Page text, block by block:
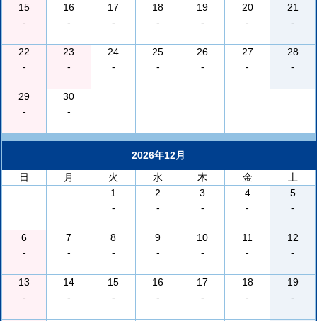
15
-
16
-
17
-
18
-
19
-
20
-
21
-
22
-
23
-
24
-
25
-
26
-
27
-
28
-
29
-
30
-
2026年12月
日
月 火 水 木 金
土
1
-
2
-
3
-
4
-
5
-
6
-
7
-
8
-
9
-
10
-
11
-
12
-
13
-
14
-
15
-
16
-
17
-
18
-
19
-